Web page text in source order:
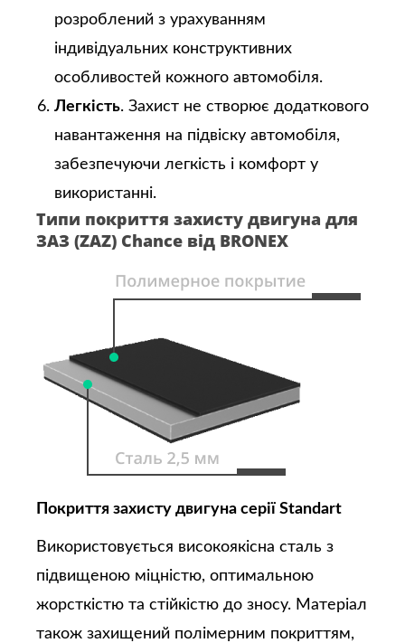
розроблений з урахуванням
індивідуальних конструктивних
особливостей кожного автомобіля.
Легкість. Захист не створює додаткового
навантаження на підвіску автомобіля,
забезпечуючи легкість і комфорт у
використанні.
Типи покриття захисту двигуна для
ЗАЗ (ZAZ) Chance від BRONEX
Покриття захисту двигуна серії Standart
Використовується високоякісна сталь з
підвищеною міцністю, оптимальною
жорсткістю та стійкістю до зносу. Матеріал
також захищений полімерним покриттям,